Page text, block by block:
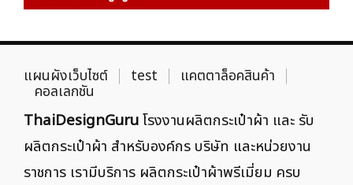
แผนผังเว็บไซต์ test แคตตาล็อคสินค้า
คอลเลกชัน
ThaiDesignGuruโรงงานผลิตกระเป๋าผ้า และ รับ
ผลิตกระเป๋าผ้า สำหรับองค์กร บริษัท และหน่วยงาน
ราชการ เรามีบริการ ผลิตกระเป๋าผ้าพรีเมี่ยม ครบ